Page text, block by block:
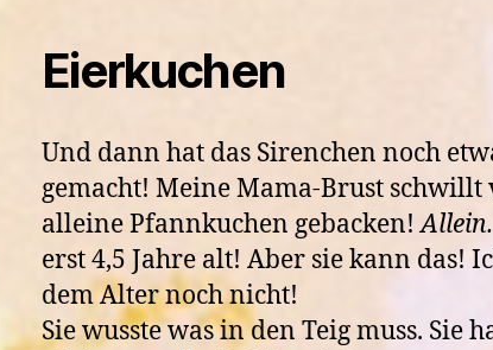
Eierkuchen
Und dann hat das Sirenchen noch
gemacht! Meine Mama-Brust schwillt
alleine Pfannkuchen gebacken!
erst 4,5 Jahre alt! Aber sie kann das!
dem Alter noch nicht!
Sie wusste was in den Teig muss. Sie